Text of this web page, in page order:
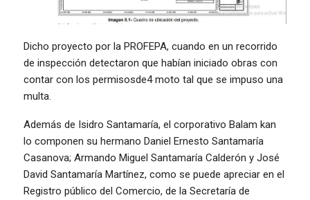
Dicho proyecto por la PROFEPA, cuando en un recorrido
de inspección detectaron que habían iniciado obras con
contar con los permisosde4 moto tal que se impuso una
multa.
Además de Isidro Santamaría, el corporativo Balam kan
lo componen su hermano Daniel Ernesto Santamaría
Casanova; Armando Miguel Santamaría Calderón y José
David Santamaría Martínez, como se puede apreciar en el
Registro público del Comercio, de la Secretaría de